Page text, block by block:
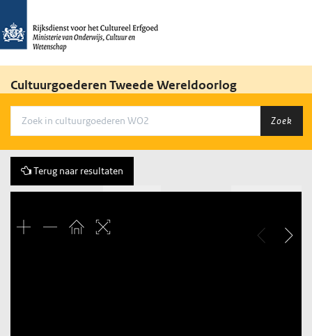
Cultuurgoederen Tweede Wereldoorlog
Zoek
Terug naar resultaten